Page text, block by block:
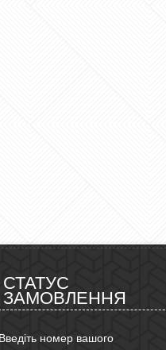
СТАТУС
ЗАМОВЛЕННЯ
Введіть номер вашого